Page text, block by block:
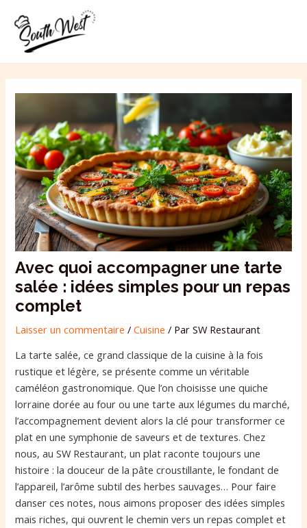
contenu
Avec quoi accompagner une tarte
salée : idées simples pour un repas
complet
Laisser un commentaire /Cuisine / ParSW Restaurant
La tarte salée, ce grand classique de la cuisine à la fois
rustique et légère, se présente comme un véritable
caméléon gastronomique. Que l’on choisisse une quiche
lorraine dorée au four ou une tarte aux légumes du marché,
l’accompagnement devient alors la clé pour transformer ce
plat en une symphonie de saveurs et de textures. Chez
nous, au SW Restaurant, un plat raconte toujours une
histoire : la douceur de la pâte croustillante, le fondant de
l’appareil, l’arôme subtil des herbes sauvages… Pour faire
danser ces notes, nous aimons proposer des idées simples
mais riches, qui ouvrent le chemin vers un repas complet et